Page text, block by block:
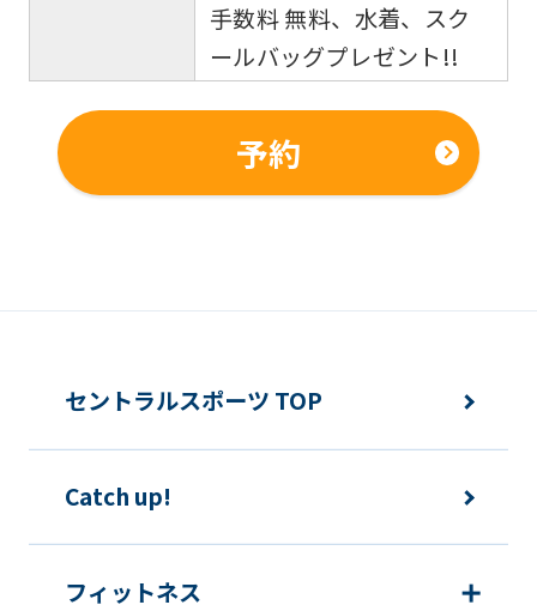
手数料 無料、水着、スク
ールバッグプレゼント!!
予約
セントラルスポーツ TOP
Catch up!
フィットネス